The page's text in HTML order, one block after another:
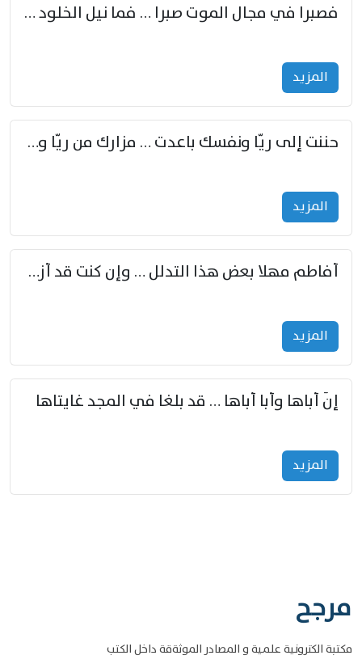
فصبرا في مجال الموت صبرا … فما نيل الخلود بمستطاع
المزید
حننت إلى ريّا ونفسك باعدت … مزارك من ريّا وشعباكما معا
المزید
أفاطم مهلا بعض هذا التدلل … وإن كنت قد أزمعت صرمي فأجملي
المزید
إنّ أباها وأبا أباها … قد بلغا في المجد غايتاها
المزید
مرجح
مكتبة الكترونية علمية و المصادر الموثةقة داخل الكتب